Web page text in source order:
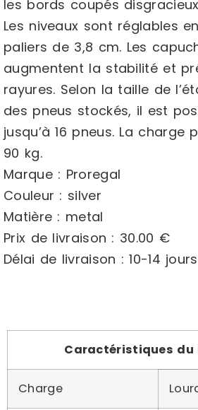
les bords coupés
Les niveaux sont réglables
paliers de 3,8 cm. Les
augmentent la stabilité et
rayures. Selon la taille de
des pneus stockés, il est
jusqu’à 16 pneus. La charge
90 kg.
Marque : Proregal
Couleur : silver
Matière : metal
Prix de livraison : 30.00 €
Délai de livraison : 10-14
Caractéristiques du
Charge